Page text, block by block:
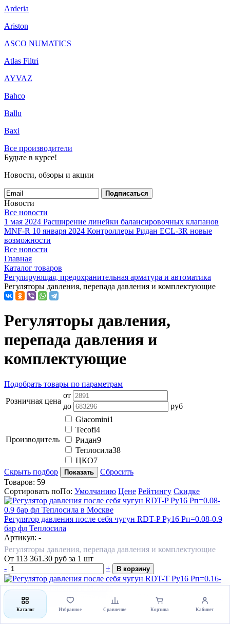
Arderia
Ariston
ASCO NUMATICS
Atlas Filtri
AYVAZ
Bahco
Ballu
Baxi
Все производители
Будьте в курсе!
Новости, обзоры и акции
Подписаться
Новости
Все новости
1 мая 2024 Расширение линейки балансировочных клапанов
MNF-R 10 января 2024 Контроллеры Ридан ECL-3R новые
возможности
Все новости
Главная
Каталог товаров
Регулирующая, предохранительная арматура и автоматика
Регуляторы давления, перепада давления и комплектующие
Регуляторы давления,
перепада давления и
комплектующие
Подобрать товары по параметрам
Розничная цена
от
до
руб
Производитель
Giacomini1
Tecofi4
Ридан9
Теплосила38
ЦКО7
Скрыть подбор
Показать
Сбросить
Товаров: 59
Сортировать поПо: Умолчанию Цене Рейтингу Скидке
Регулятор давления после себя чугун RDT-P Ру16 Рп=0.08-0.9
бар фл Теплосила
Артикул: -
Регуляторы давления, перепада давления и комплектующие
От 113 361.30 руб за 1 шт
-
+ В корзину
Регулятор давления после себя чугун RDT-T Ру16 Рп=0.16-1.8
бар фл Теплосила
Артикул: -
Каталог Избранное Сравнение Корзина Кабинет